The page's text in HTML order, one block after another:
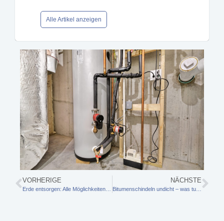
Alle Artikel anzeigen
VORHERIGE NÄCHSTE
Bitumenschindeln undicht – was tun? Der große Ratgeber